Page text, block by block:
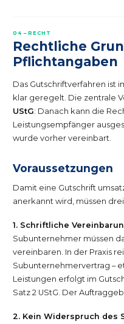
04 – RECHT
Rechtliche
Pflichtangaben
Das Gutschriftverfahren ist
klar geregelt. Die zentrale
UStG: Danach kann die
Leistungsempfänger
wurde vorher vereinbart.
Voraussetzungen
Damit eine Gutschrift
anerkannt wird, müssen
1. Schriftliche
Subunternehmer müssen
vereinbaren. In der Praxis
Subunternehmervertrag –
Leistungen erfolgt im
Satz 2 UStG. Der
2. Kein Widerspruch des